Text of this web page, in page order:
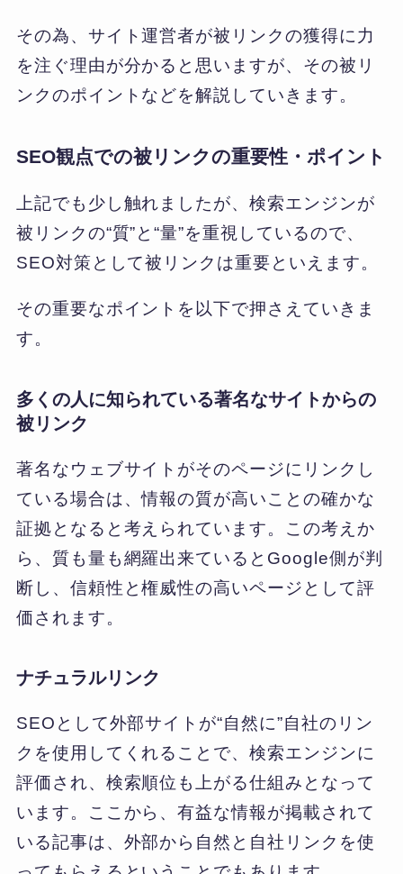
その為、サイト運営者が被リンクの獲得に力
を注ぐ理由が分かると思いますが、その被リ
ンクのポイントなどを解説していきます。
SEO観点での被リンクの重要性・ポイント
上記でも少し触れましたが、検索エンジンが
被リンクの“質”と“量”を重視しているので、
SEO対策として被リンクは重要といえます。
その重要なポイントを以下で押さえていきま
す。
多くの人に知られている著名なサイトからの
被リンク
著名なウェブサイトがそのページにリンクし
ている場合は、情報の質が高いことの確かな
証拠となると考えられています。この考えか
ら、質も量も網羅出来ているとGoogle側が判
断し、信頼性と権威性の高いページとして評
価されます。
ナチュラルリンク
SEOとして外部サイトが“自然に”自社のリン
クを使用してくれることで、検索エンジンに
評価され、検索順位も上がる仕組みとなって
います。ここから、有益な情報が掲載されて
いる記事は、外部から自然と自社リンクを使